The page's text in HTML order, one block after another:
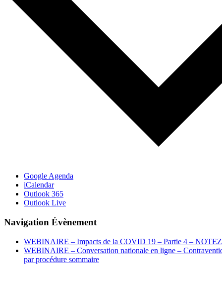
Google Agenda
iCalendar
Outlook 365
Outlook Live
Navigation Évènement
WEBINAIRE – Impacts de la COVID 19 – Partie 4 –
WEBINAIRE – Conversation nationale en ligne –
par procédure sommaire